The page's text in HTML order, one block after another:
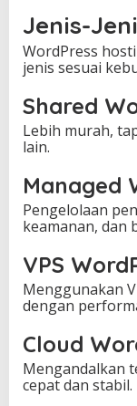
Jenis-
WordPress
jenis sesuai
Shared
Lebih murah,
lain.
Managed
Pengelolaan
keamanan, dan
VPS
Menggunakan
dengan
Cloud
Mengandalkan
cepat dan stabil.